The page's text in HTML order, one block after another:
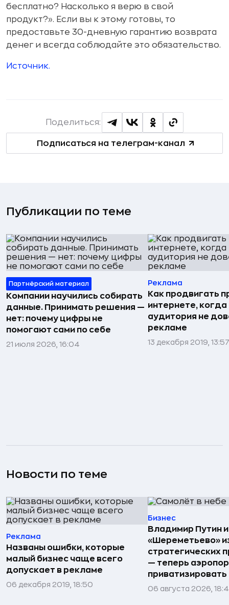
бесплатно? Насколько я верю в свой
продукт?». Если вы к этому готовы, то
предоставьте 30-дневную гарантию возврата
денег и всегда соблюдайте это обязательство.
Источник.
Подписаться на телеграм-канал
Поделиться:
Публикации по теме
Партнёрский материал
Компании научились собирать
данные. Принимать решения —
нет: почему цифры не
помогают сами по себе
21 июля 2026, 16:04
Реклама
Как продвигать
интернете,
аудитория не
рекламе
13 декабря 2019, 13:57
Новости по теме
Реклама
Названы ошибки, которые
малый бизнес чаще всего
допускает в рекламе
06 декабря 2019, 18:50
Бизнес
Владимир Путин
«Шереметьево»
стратегических
— теперь
приватизировать
06 августа 2026,